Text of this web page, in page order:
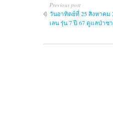
Previous post
วันอาทิตย์ที่ 25 สิงหาคม
เลน รุ่น 7 ปี 67 ดูแลป่า